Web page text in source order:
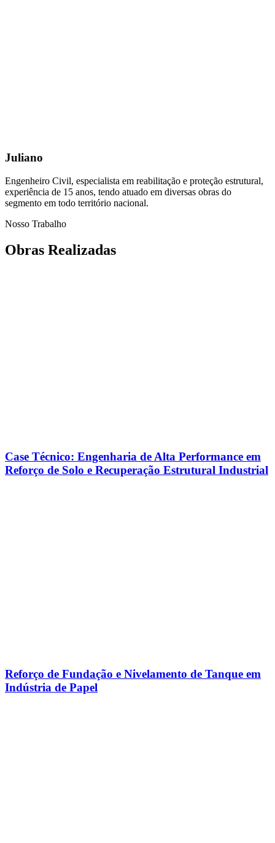
Juliano
Engenheiro Civil, especialista em reabilitação e proteção estrutural,
experiência de 15 anos, tendo atuado em diversas obras do
segmento em todo território nacional.
Nosso Trabalho
Obras Realizadas
Case Técnico: Engenharia de Alta Performance em
Reforço de Solo e Recuperação Estrutural Industrial
Reforço de Fundação e Nivelamento de Tanque em
Indústria de Papel